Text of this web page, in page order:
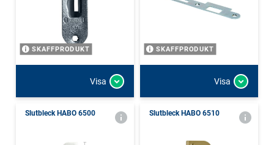
SKAFFPRODUKT
Visa
SKAFFPRODUKT
Visa
Slutbleck HABO 6500 Slutbleck HABO 6510